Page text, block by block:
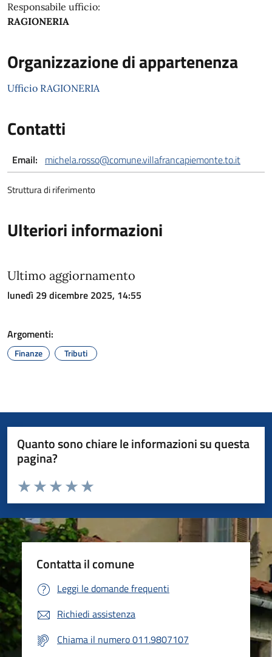
Responsabile ufficio:
RAGIONERIA
Organizzazione di appartenenza
Ufficio RAGIONERIA
Contatti
Email: michela.rosso@comune.villafrancapiemonte.to.it
Struttura di riferimento
Ulteriori informazioni
Ultimo aggiornamento
lunedì 29 dicembre 2025, 14:55
Argomenti:
Finanze Tributi
Quanto sono chiare le informazioni su questa
pagina?
Valuta da 1 a 5 stelle la pagina
Valuta 5 stelle su 5
Valuta 4 stelle su 5
Valuta 3 stelle su 5
Valuta 2 stelle su 5
Valuta 1 stelle su 5
Contatta il comune
Leggi le domande frequenti
Richiedi assistenza
Chiama il numero 011.9807107